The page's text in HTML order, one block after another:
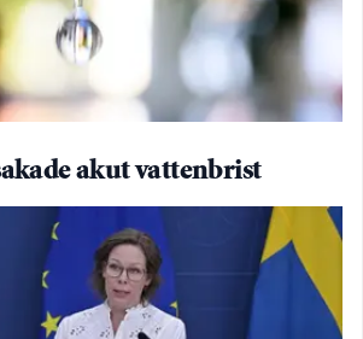
akut vattenbrist